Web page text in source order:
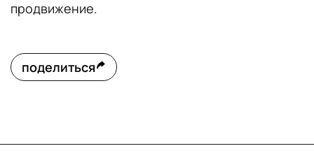
продвижение.
поделиться